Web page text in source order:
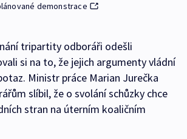
demonstrace
tripartity odboráři odešli
si na to, že jejich argumenty vládní
Ministr práce Marian Jurečka
slíbil, že o svolání schůzky chce
stran na úterním koaličním